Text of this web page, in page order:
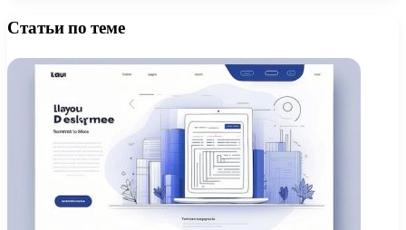
Статьи по теме